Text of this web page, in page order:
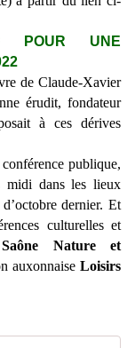
POUR UNE
de Claude-Xavier
érudit, fondateur
à ces dérives
publique,
midi dans les lieux
dernier. Et
culturelles et
Saône Nature et
auxonnaise Loisirs